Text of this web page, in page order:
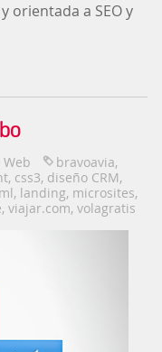
orientada a SEO y
Web bravoavia,
, css3, diseño CRM,
, landing, microsites,
, viajar.com, volagratis